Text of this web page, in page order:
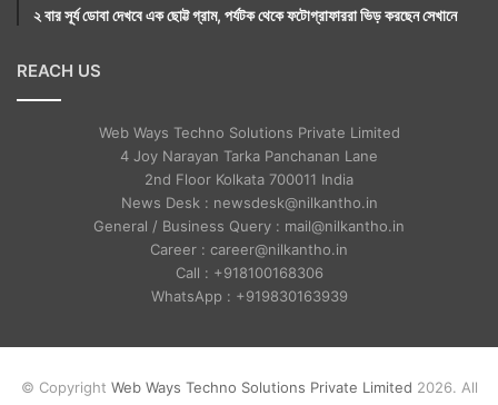
২ বার সূর্য ডোবা দেখবে এক ছোট্ট গ্রাম, পর্যটক থেকে ফটোগ্রাফাররা ভিড় করছেন সেখানে
REACH US
Web Ways Techno Solutions Private Limited
4 Joy Narayan Tarka Panchanan Lane
2nd Floor Kolkata 700011 India
News Desk : newsdesk@nilkantho.in
General / Business Query : mail@nilkantho.in
Career : career@nilkantho.in
Call : +918100168306
WhatsApp : +919830163939
© Copyright Web Ways Techno Solutions Private Limited 2026. All